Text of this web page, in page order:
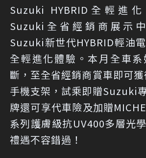
Suzuki HYBRID全輕進
Suzuki全省經銷商展示
Suzuki新世代HYBRID輕油
全輕進化體驗。本月全車
斷，至全省經銷商賞車即可
手機支架，試乘即贈Suzuki
牌還可享代車險及加贈
系列護膚級抗UV400多層光
禮遇不容錯過！